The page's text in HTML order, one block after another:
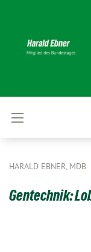
HARALD EBNER, MDB
Gentechnik: